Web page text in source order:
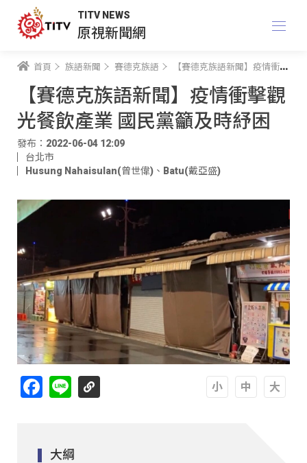
TITV NEWS
原視新聞網
首頁 族語新聞 賽德克族語 【賽德克族語新聞】疫情衝擊觀光餐飲產業 國民黨籲及時紓困
【賽德克族語新聞】疫情衝擊觀
光餐飲產業 國民黨籲及時紓困
發布：2022-06-04 12:09
台北市
Husung Nahaisulan(曾世偉) 、 Batu(戴亞盛)
Facebook
Line
大綱